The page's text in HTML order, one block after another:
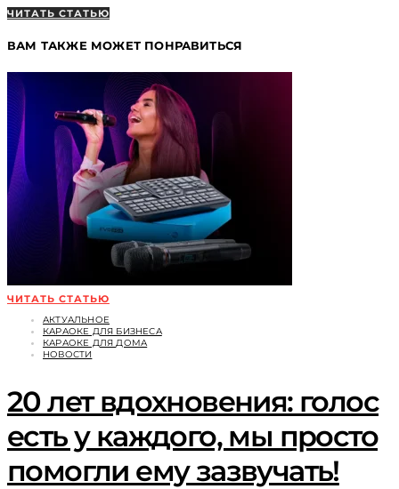
ЧИТАТЬ СТАТЬЮ
ВАМ ТАКЖЕ МОЖЕТ ПОНРАВИТЬСЯ
ЧИТАТЬ СТАТЬЮ
АКТУАЛЬНОЕ
КАРАОКЕ ДЛЯ БИЗНЕСА
КАРАОКЕ ДЛЯ ДОМА
НОВОСТИ
20 лет вдохновения: голос
есть у каждого, мы просто
помогли ему зазвучать!